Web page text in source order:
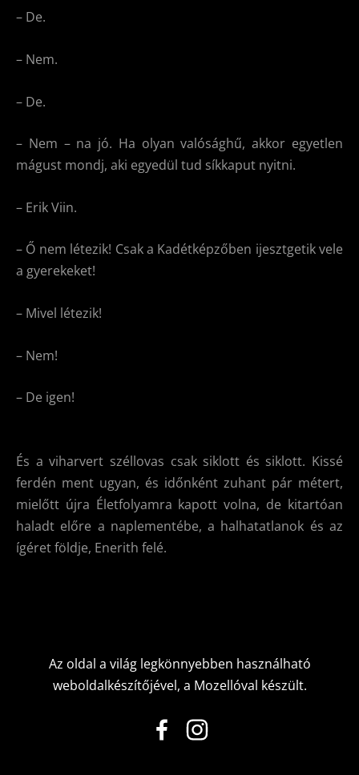
– De.
– Nem.
– De.
– Nem – na jó. Ha olyan valósághű, akkor egyetlen
mágust mondj, aki egyedül tud síkkaput nyitni.
– Erik Viin.
– Ő nem létezik! Csak a Kadétképzőben ijesztgetik vele
a gyerekeket!
– Mivel létezik!
– Nem!
– De igen!
És a viharvert széllovas csak siklott és siklott. Kissé
ferdén ment ugyan, és időnként zuhant pár métert,
mielőtt újra Életfolyamra kapott volna, de kitartóan
haladt előre a naplementébe, a halhatatlanok és az
ígéret földje, Enerith felé.
Az oldal a világ legkönnyebben használható
weboldalkészítőjével, a Mozellóval készült.